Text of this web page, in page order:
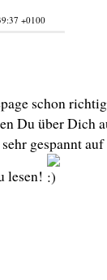
+0100
schon
Du über Dich
gespannt
lesen!